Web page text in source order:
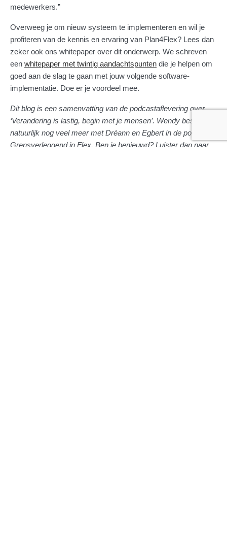
medewerkers.”
Overweeg je om nieuw systeem te implementeren en wil je
profiteren van de kennis en ervaring van Plan4Flex? Lees dan
zeker ook ons whitepaper over dit onderwerp. We schreven
een whitepaper met twintig aandachtspunten die je helpen om
goed aan de slag te gaan met jouw volgende software-
implementatie. Doe er je voordeel mee.
Dit blog is een samenvatting van de podcastaflevering over
‘Verandering is lastig, begin met je mensen’. Wendy besprak
natuurlijk nog veel meer met Dréann en Egbert in de podcast
Grensverleggend in Flex. Ben je benieuwd? Luister dan naar